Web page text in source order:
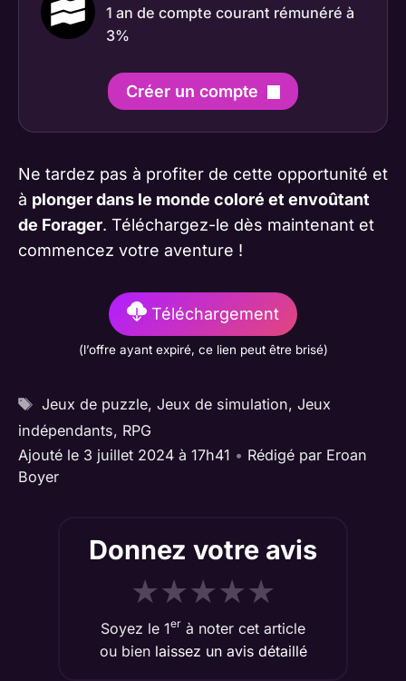
1 an de compte courant rémunéré à
3%
Créer un compte
Ne tardez pas à profiter de cette opportunité et
à plonger dans le monde coloré et envoûtant
de Forager. Téléchargez-le dès maintenant et
commencez votre aventure !
Téléchargement
(l’offre ayant expiré, ce lien peut être brisé)
Étiquettes
Jeux de puzzle, Jeux de simulation, Jeux
indépendants, RPG
Ajouté le 3 juillet 2024 à 17h41 • Rédigé par Eroan
Boyer
Donnez votre avis
★★★★★
Soyez le 1er à noter cet article
ou bien laissez un avis détaillé